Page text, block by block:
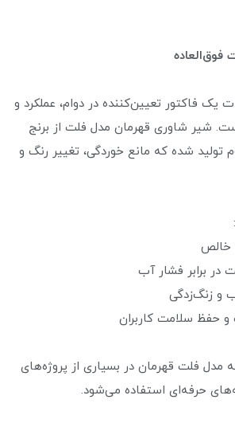
فوق‌العاده
فاکتور تعیین‌کننده در دوام، عملکرد و
شیر شاوری قهرمان مدل فلت از برنج
تولید شده که مانع خوردگی، تغییر رنگ و
خالص
در برابر فشار آب
و زنگ‌زدگی
حفظ سلامت کاربران
فلت قهرمان در بسیاری از پروژه‌های
حرفه‌ای استفاده می‌شود.